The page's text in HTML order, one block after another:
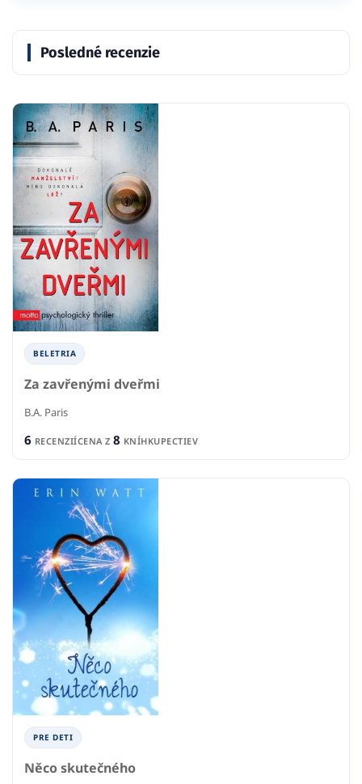
Posledné recenzie
BELETRIA
Za zavřenými dveřmi
B.A. Paris
6 RECENZIÍCENA Z 8 KNÍHKUPECTIEV
PRE DETI
Něco skutečného